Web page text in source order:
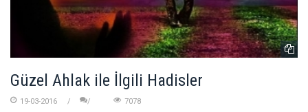
Güzel Ahlak ile İlgili Hadisler
19-03-2016 7078